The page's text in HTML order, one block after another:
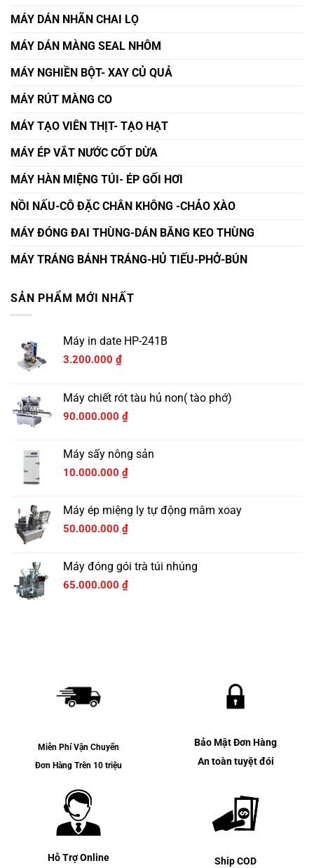
MÁY DÁN NHÃN CHAI LỌ
MÁY DÁN MÀNG SEAL NHÔM
MÁY NGHIỀN BỘT- XAY CỦ QUẢ
MÁY RÚT MÀNG CO
MÁY TẠO VIÊN THỊT- TẠO HẠT
MÁY ÉP VẮT NƯỚC CỐT DỪA
MÁY HÀN MIỆNG TÚI- ÉP GỐI HƠI
NỒI NẤU-CÔ ĐẶC CHÂN KHÔNG -CHẢO XÀO
MÁY ĐÓNG ĐAI THÙNG-DÁN BĂNG KEO THÙNG
MÁY TRÁNG BÁNH TRÁNG-HỦ TIẾU-PHỞ-BÚN
SẢN PHẨM MỚI NHẤT
Máy in date HP-241B
3.200.000 ₫
Máy chiết rót tàu hủ non( tào phớ)
90.000.000 ₫
Máy sấy nông sản
10.000.000 ₫
Máy ép miệng ly tự động mâm xoay
50.000.000 ₫
Máy đóng gói trà túi nhúng
65.000.000 ₫
Miễn Phí Vận Chuyển
Đơn Hàng Trên 10 triệu
Bảo Mật Đơn Hàng
An toàn tuyệt đói
Hỗ Trợ Online
Ship COD